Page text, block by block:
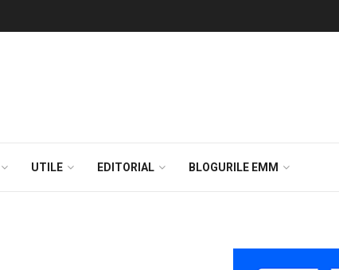
UTILE EDITORIAL BLOGURILE EMM